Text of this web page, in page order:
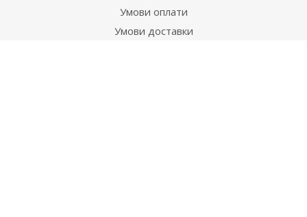
Умови оплати
Умови доставки